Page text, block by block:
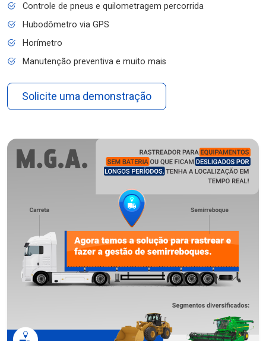
Controle de pneus e quilometragem percorrida
Hubodômetro via GPS
Horímetro
Manutenção preventiva e muito mais
Solicite uma demonstração